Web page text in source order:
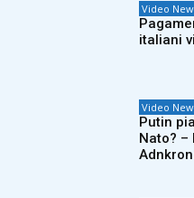
Video
italiani
Video
Putin
Nato? –